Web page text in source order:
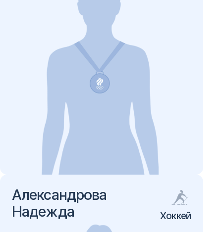
Александрова
Надежда
Хоккей